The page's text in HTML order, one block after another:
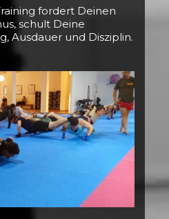
fordert Deinen
schult Deine
Ausdauer und Disziplin.